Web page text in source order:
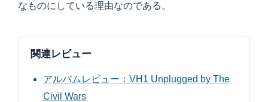
なものにしている理由なのである。
関連レビュー
アルバムレビュー：VH1 Unplugged by The
Civil Wars